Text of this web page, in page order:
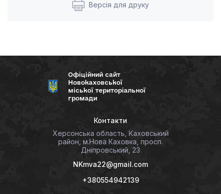
Версія для друку
Офіційний сайт
Новокаховської
міської територіальної
громади
Контакти
Херсонська область, Каховський
район, м.Нова Каховка, просп.
Дніпровський, 23
NKmva22@gmail.com
+380554942139